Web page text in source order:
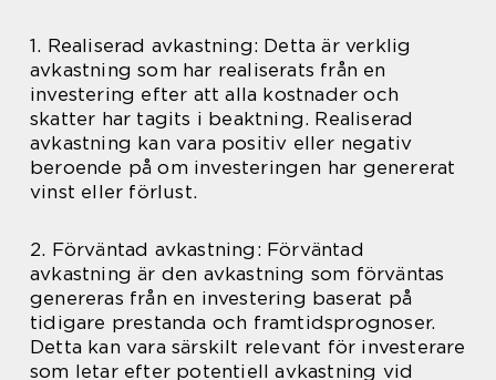
1. Realiserad avkastning: Detta är verklig
avkastning som har realiserats från en
investering efter att alla kostnader och
skatter har tagits i beaktning. Realiserad
avkastning kan vara positiv eller negativ
beroende på om investeringen har genererat
vinst eller förlust.
2. Förväntad avkastning: Förväntad
avkastning är den avkastning som förväntas
genereras från en investering baserat på
tidigare prestanda och framtidsprognoser.
Detta kan vara särskilt relevant för investerare
som letar efter potentiell avkastning vid